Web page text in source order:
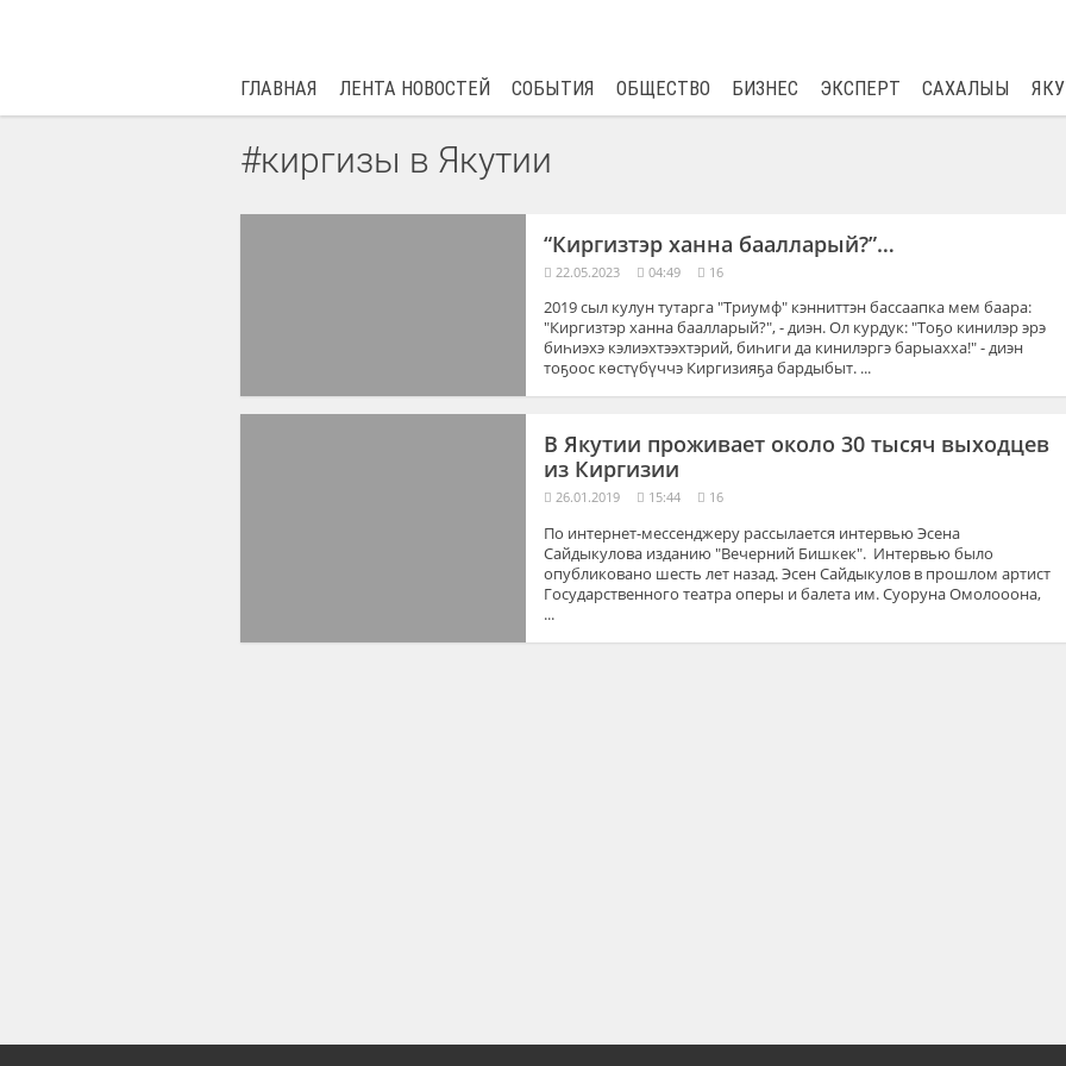
ГЛАВНАЯ ЛЕНТА НОВОСТЕЙ СОБЫТИЯ ОБЩЕСТВО БИЗНЕС ЭКСПЕРТ САХАЛЫЫ
#киргизы в Якутии
“Киргизтэр ханна баалларый?”…
22.05.2023 04:49 16
2019 сыл кулун тутарга "Триумф" кэнниттэн бассаапка мем баара:
"Киргизтэр ханна баалларый?", - диэн. Ол курдук: "Тоҕо кинилэр эрэ
биһиэхэ кэлиэхтээхтэрий, биһиги да кинилэргэ барыахха!" - диэн
тоҕоос көстүбүччэ Киргизияҕа бардыбыт. ...
В Якутии проживает около 30 тысяч выходцев
из Киргизии
26.01.2019 15:44 16
По интернет-мессенджеру рассылается интервью Эсена
Сайдыкулова изданию "Вечерний Бишкек". Интервью было
опубликовано шесть лет назад. Эсен Сайдыкулов в прошлом артист
Государственного театра оперы и балета им. Суоруна Омолооона,
...